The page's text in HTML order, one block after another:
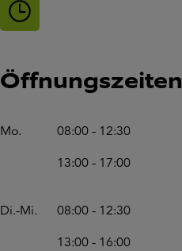
Öffnungszeiten
Mo.
08:00 - 12:30
13:00 - 17:00
Di.-Mi.
08:00 - 12:30
13:00 - 16:00